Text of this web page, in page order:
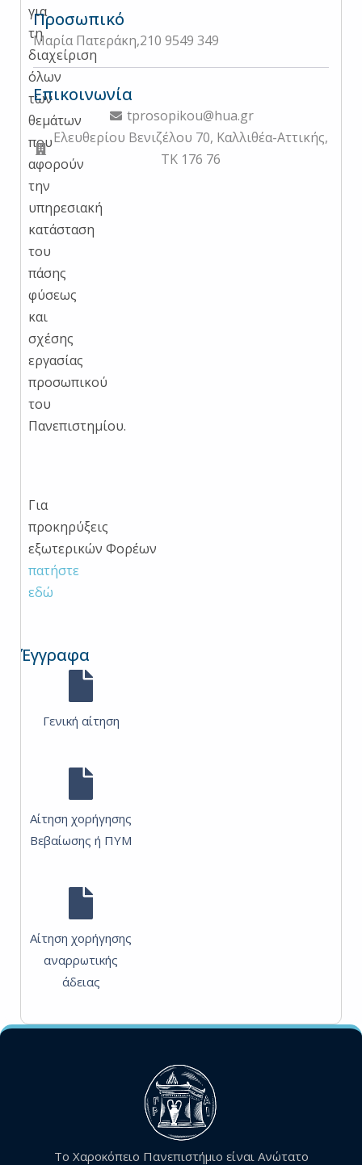
για
τη
διαχείριση
όλων
των
θεμάτων
που
αφορούν
την
υπηρεσιακή
κατάσταση
του
πάσης
φύσεως
και
σχέσης
εργασίας
προσωπικού
του
Πανεπιστημίου.
Για
προκηρύξεις
εξωτερικών Φορέων
πατήστε
εδώ
Έγγραφα
Γενική αίτηση
Αίτηση χορήγησης
Βεβαίωσης ή ΠΥΜ
Αίτηση χορήγησης
αναρρωτικής
άδειας
Προσωπικό
Μαρία Πατεράκη,210 9549 349
Επικοινωνία
tprosopikou@hua.gr
Ελευθερίου Βενιζέλου 70, Καλλιθέα-Αττικής,
ΤΚ 176 76
Το Χαροκόπειο Πανεπιστήμιο είναι Ανώτατο